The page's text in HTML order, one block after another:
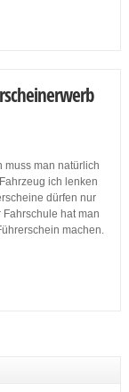
muss man natürlich
ich lenken
dürfen nur
hat man
machen.